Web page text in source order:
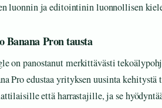
luonnin ja editointinin luonnollisen
Banana Pron tausta
on panostanut merkittävästi
Pro edustaa yrityksen uusinta
että harrastajille, ja se